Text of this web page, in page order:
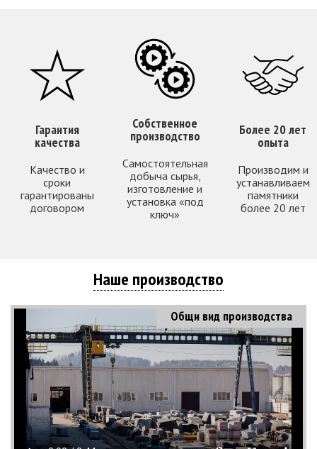
Гарантия
качества
Качество и
сроки
гарантированы
договором
Собственное
производство
Самостоятельная
добыча сырья,
изготовление и
установка «под
ключ»
Более 20 лет
опыта
Производим и
устанавливаем
памятники
более 20 лет
Наше производство
Общи вид производства